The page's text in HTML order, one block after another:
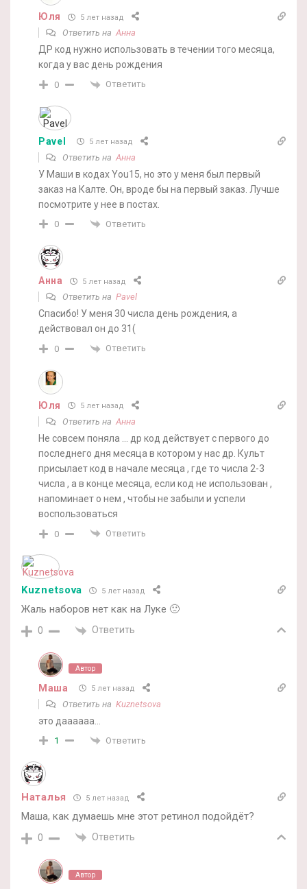
Юля 5 лет назад
Ответить наАнна
ДР код нужно использовать в течении того месяца,
когда у вас день рождения
0 Ответить
Pavel 5 лет назад
Ответить на Анна
У Маши в кодах You15, но это у меня был первый
заказ на Калте. Он, вроде бы на первый заказ. Лучше
посмотрите у нее в постах.
0 Ответить
Анна 5 лет назад
Ответить на Pavel
Спасибо! У меня 30 числа день рождения, а
действовал он до 31(
0 Ответить
Юля 5 лет назад
Ответить на Анна
Не совсем поняла … др код действует с первого до
последнего дня месяца в котором у нас др. Культ
присылает код в начале месяца , где то числа 2-3
числа , а в конце месяца, если код не использован ,
напоминает о нем , чтобы не забыли и успели
воспользоваться
0 Ответить
Kuznetsova 5 лет назад
Жаль наборов нет как на Луке 🙁
0 Ответить
Автор
Маша 5 лет назад
Ответить на Kuznetsova
это даааааа…
1 Ответить
Наталья 5 лет назад
Маша, как думаешь мне этот ретинол подойдёт?
0 Ответить
Автор